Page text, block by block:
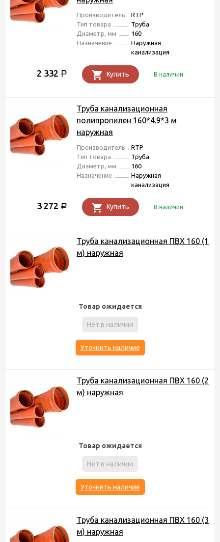
Производитель
RTP
Тип товара
Труба
Диаметр, мм
160
Назначение
Наружная
канализация
2 332 Р Купить В наличии
Труба канализационная
полипропилен 160*4.9*3 м
наружная
Производитель
RTP
Тип товара
Труба
Диаметр, мм
160
Назначение
Наружная
канализация
3 272 Р Купить В наличии
Труба канализационная ПВХ 160 (1
м) наружная
Товар ожидается
Нет в наличии
Уточнить наличие
Труба канализационная ПВХ 160 (2
м) наружная
Товар ожидается
Нет в наличии
Уточнить наличие
Труба канализационная ПВХ 160 (3
м) наружная